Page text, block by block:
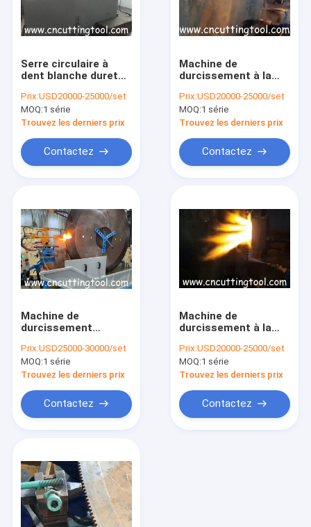
Lame de scies affilant la machine
Machines pour le durcissement de lames de scie
Machines de traction à lame de scie
Plaque de découpe sous pression
Serre circulaire à
dent blanche dureté
dent machine de
durcissement à la
flamme
Prix:USD20000-25000/set
MOQ:1 série
Trouvez les derniers prix
Contactez
Machine de
durcissement à la
scie
Prix:USD20000-25000/set
MOQ:1 série
Trouvez les derniers prix
Contactez
Machine de
durcissement
flamme à tige
dentaire en alliage de
scie circulaire
Prix:USD25000-30000/set
MOQ:1 série
Trouvez les derniers prix
Contactez
Machine de
durcissement à la
augmenter les dents
de la lame de scie
circulaire à 30-60HRC
Prix:USD20000-25000/set
MOQ:1 série
Trouvez les derniers prix
Contactez